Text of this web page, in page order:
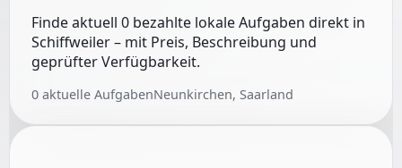
Finde aktuell 0 bezahlte lokale Aufgaben direkt in
Schiffweiler – mit Preis, Beschreibung und
geprüfter Verfügbarkeit.
0 aktuelle AufgabenNeunkirchen, Saarland